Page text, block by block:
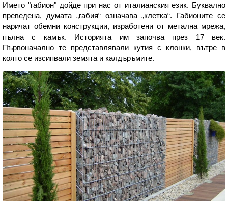
Името "габион" дойде при нас от италианския език. Буквално
преведена, думата „габия“ означава „клетка“. Габионите се
наричат ​​обемни конструкции, изработени от метална мрежа,
пълна с камък. Историята им започва през 17 век.
Първоначално те представлявали кутия с клонки, вътре в
която се изсипвали земята и калдъръмите.